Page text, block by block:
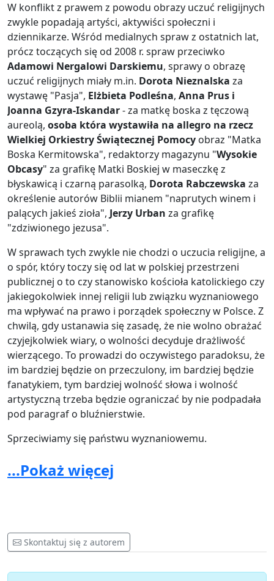
W konflikt z prawem z powodu obrazy uczuć religijnych
zwykle popadają artyści, aktywiści społeczni i
dziennikarze. Wśród medialnych spraw z ostatnich lat,
prócz toczących się od 2008 r. spraw przeciwko
Adamowi Nergalowi Darskiemu, sprawy o obrazę
uczuć religijnych miały m.in. Dorota Nieznalska za
wystawę "Pasja", Elżbieta Podleśna, Anna Prus i
Joanna Gzyra-Iskandar- za matkę boska z tęczową
aureolą, osoba która wystawiła na allegro na rzecz
Wielkiej Orkiestry Świątecznej Pomocy obraz "Matka
Boska Kermitowska", redaktorzy magazynu "Wysokie
Obcasy" za grafikę Matki Boskiej w maseczkę z
błyskawicą i czarną parasolką, Dorota Rabczewska za
określenie autorów Biblii mianem "naprutych winem i
palących jakieś zioła", Jerzy Urban za grafikę
"zdziwionego jezusa".
W sprawach tych zwykle nie chodzi o uczucia religijne, a
o spór, który toczy się od lat w polskiej przestrzeni
publicznej o to czy stanowisko kościoła katolickiego czy
jakiegokolwiek innej religii lub związku wyznaniowego
ma wpływać na prawo i porządek społeczny w Polsce. Z
chwilą, gdy ustanawia się zasadę, że nie wolno obrażać
czyjejkolwiek wiary, o wolności decyduje drażliwość
wierzącego. To prowadzi do oczywistego paradoksu, że
im bardziej będzie on przeczulony, im bardziej będzie
fanatykiem, tym bardziej wolność słowa i wolność
artystyczną trzeba będzie ograniczać by nie podpadała
pod paragraf o bluźnierstwie.
Sprzeciwiamy się państwu wyznaniowemu.
subiektywnych uczuć religijnych. Sprzeciwiamy się
cenzurowaniu artystów. Sprzeciwiamy się zakazowi
w Strasburgu jest dla oskarżonych łaskawsze niż sądy
polskie. Poglądem ugruntowanym w orzecznictwie
...Pokaż więcej
Skontaktuj się z autorem